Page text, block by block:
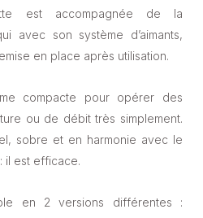
est accompagnée de la
avec son système d’aimants,
en place après utilisation.
compacte pour opérer des
ou de débit très simplement.
sobre et en harmonie avec le
il est efficace.
en 2 versions différentes :